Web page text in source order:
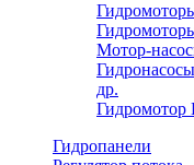
Мотор-
др.
Гидромотор
Гидропанели